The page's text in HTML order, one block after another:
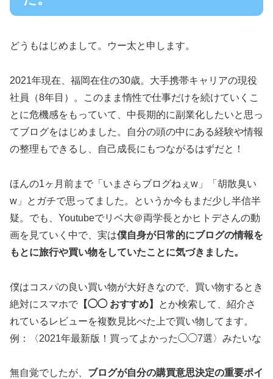
どうもはじめまして。ウー太と申します。
2021年現在、福岡在住の30歳。大手携帯キャリアの現役
社員（8年目）。このまま惰性で仕事だけを続けていくこ
とに危機感をもっていて、中長期的に副業化したいと思っ
てブログをはじめました。自分の頭の中にある経験や情報
の整理もできるし、自己成長にもつながるはずだと！
ほんの1ヶ月前まで「いまさらブログねぇw」「胡散臭い
w」とガチで思ってました。というか今もまだ少し半信半
疑。でも、Youtubeでリベ大＠両学長とかヒトデさんの動
画を見ていく中で、実は僕自身が日常的にブログの情報を
もとに旅行や買い物をしていたことに気づきました。
僕はコスパの良い買い物が大好きなので、買い物するとき
絶対にスマホで 【◯◯ おすすめ】
とか検索して、紹介さ
れているレビューを複数見比べた上で買い物してます。
例：〈2021年最新版！買ってよかった◯◯7選〉みたいな
無自覚でしたが、 ブログが自分の購買意思決定の重要ポイ